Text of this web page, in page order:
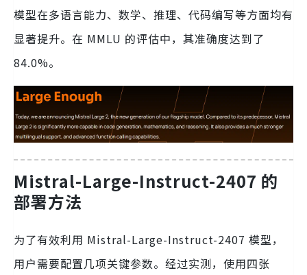
模型在多语言能力、数学、推理、代码编写等方面均有
显著提升。在 MMLU 的评估中，其准确度达到了
84.0%。
Mistral-Large-Instruct-2407 的
部署方法
为了有效利用 Mistral-Large-Instruct-2407 模型，
用户需要配置几项关键参数。经过实测，使用四张